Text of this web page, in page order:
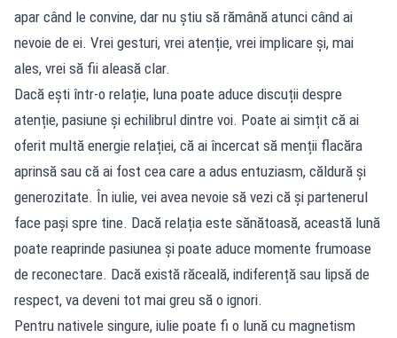
apar când le convine, dar nu știu să rămână atunci când ai
nevoie de ei. Vrei gesturi, vrei atenție, vrei implicare și, mai
ales, vrei să fii aleasă clar.
Dacă ești într-o relație, luna poate aduce discuții despre
atenție, pasiune și echilibrul dintre voi. Poate ai simțit că ai
oferit multă energie relației, că ai încercat să menții flacăra
aprinsă sau că ai fost cea care a adus entuziasm, căldură și
generozitate. În iulie, vei avea nevoie să vezi că și partenerul
face pași spre tine. Dacă relația este sănătoasă, această lună
poate reaprinde pasiunea și poate aduce momente frumoase
de reconectare. Dacă există răceală, indiferență sau lipsă de
respect, va deveni tot mai greu să o ignori.
Pentru nativele singure, iulie poate fi o lună cu magnetism